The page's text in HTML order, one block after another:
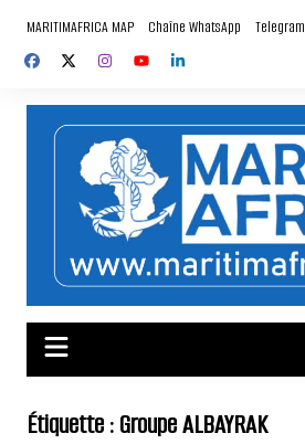
contenu
MARITIMAFRICA MAP Chaîne WhatsApp Telegram
Étiquette :Groupe ALBAYRAK